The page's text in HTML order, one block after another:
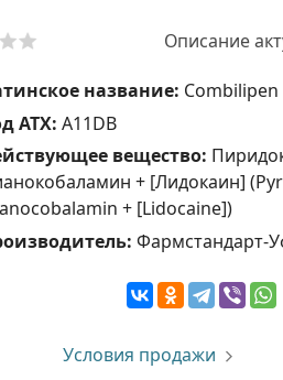
Описание
название: Combilipen
АТХ: A11DB
вещество:
+ [Лидокаин]
+ [Lidocaine])
Фармстандарт-
Условия продажи